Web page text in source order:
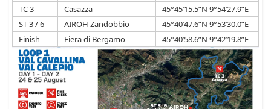
TC 3
Casazza
45°45’15.5”N 9°54’27.9”E
ST 3 / 6
AIROH Zandobbio
45°40’47.6”N 9°53’30.0”E
Finish
Fiera di Bergamo 45°40’58.6”N 9°42’19.8”E